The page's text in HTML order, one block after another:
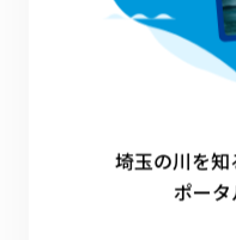
その
埼玉の川を
ポータ